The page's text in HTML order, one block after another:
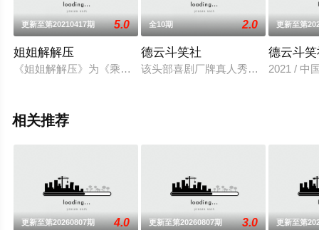
更新至第20210417期 5.0
姐姐解解压
《姐姐解解压》为《乘风破浪的姐姐第二季》会员定制节目，
全10期 2.0
德云斗笑社
该头部喜剧厂牌真人秀德云社班主郭
更新至第
德云斗
2021 / 中
相关推荐
更新至第20260807期 4.0 更新至第20260807期 3.0 更新至第